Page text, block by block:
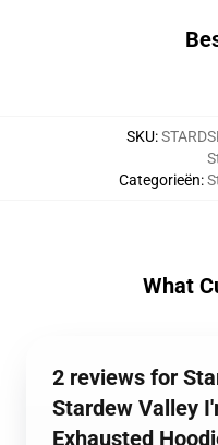
SKU:
Categorieën:
What
2 reviews for
Stardew Valley
Exhausted